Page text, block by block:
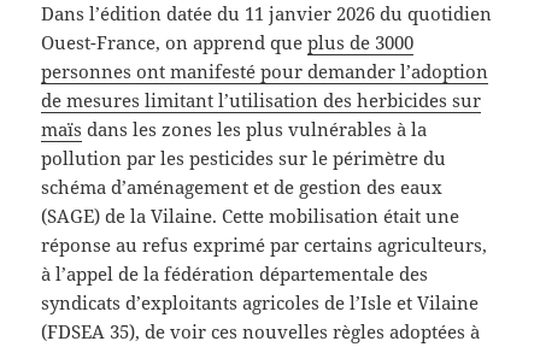
Dans l’édition datée du 11 janvier 2026 du quotidien
Ouest-France, on apprend queplus de 3000
personnes ont manifesté pour demander l’adoption
de mesures limitant l’utilisation des herbicides sur
maïs dans les zones les plus vulnérables à la
pollution par les pesticides sur le périmètre du
schéma d’aménagement et de gestion des eaux
(SAGE) de la Vilaine. Cette mobilisation était une
réponse au refus exprimé par certains agriculteurs,
à l’appel de la fédération départementale des
syndicats d’exploitants agricoles de l’Isle et Vilaine
(FDSEA 35), de voir ces nouvelles règles adoptées à